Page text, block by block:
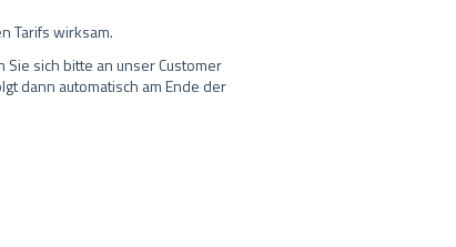
Tarifs wirksam.
Sie sich bitte an unser Customer
dann automatisch am Ende der